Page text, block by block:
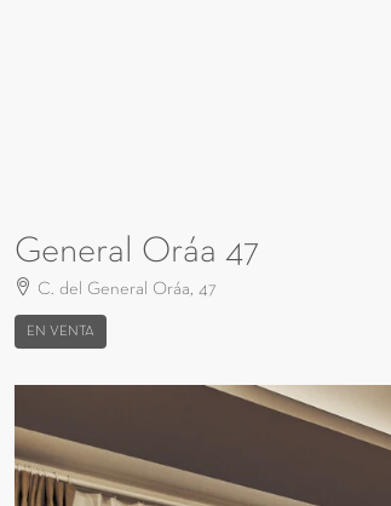
General Oráa 47
C. del General Oráa, 47
EN VENTA